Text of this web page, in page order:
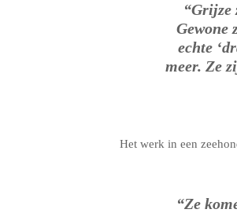
“Grijze
Gewone
echte
meer. Ze
Het werk in een
“Ze